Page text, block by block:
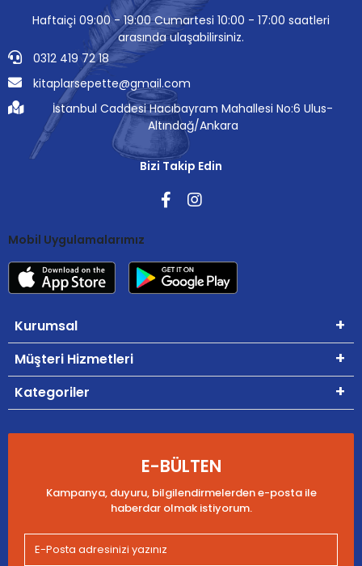
Haftaiçi 09:00 - 19:00 Cumartesi 10:00 - 17:00 saatleri
arasında ulaşabilirsiniz.
0312 419 72 18
kitaplarsepette@gmail.com
İstanbul Caddesi Hacıbayram Mahallesi No:6 Ulus-
Altındağ/Ankara
Bizi Takip Edin
Mobil Uygulamalarımız
Kurumsal
Müşteri Hizmetleri
Kategoriler
E-BÜLTEN
Kampanya, duyuru, bilgilendirmelerden e-posta ile
haberdar olmak istiyorum.